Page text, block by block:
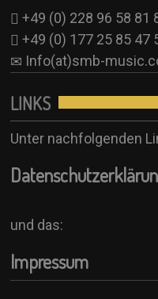
+49 (0) 228 96 58 81
+49 (0) 177 25 85 47
Info(at)smb-
LINKS
Unter nachfolgenden
und das:
Impressum